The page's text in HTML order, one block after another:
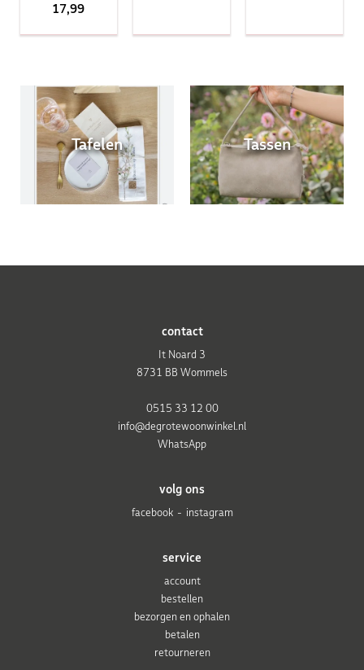
17,99
Tafelen Tassen
service
account
bestellen
bezorgen en ophalen
betalen
retourneren
volg ons
facebook
instagram
contact
It Noard 3
8731 BB Wommels
0515 33 12 00
info@degrotewoonwinkel.nl
WhatsApp